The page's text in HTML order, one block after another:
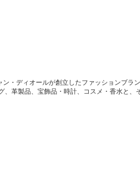
・ディオールが創立したファッションブラ
革製品、宝飾品・時計、コスメ・香水と、